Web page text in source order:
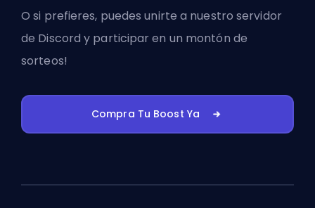
O si prefieres, puedesunirte a nuestro servidor
de Discord y participar en un montón de
sorteos!
Compra Tu Boost Ya